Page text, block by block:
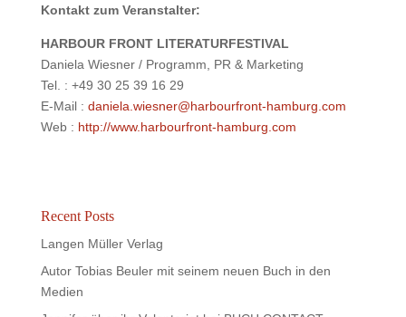
Kontakt zum Veranstalter:
HARBOUR FRONT LITERATURFESTIVAL
Daniela Wiesner / Programm, PR & Marketing
Tel. : +49 30 25 39 16 29
E-Mail : daniela.wiesner@harbourfront-hamburg.com
Web : http://www.harbourfront-hamburg.com
Recent Posts
Langen Müller Verlag
Autor Tobias Beuler mit seinem neuen Buch in den
Medien